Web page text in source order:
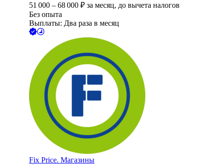
51 000 – 68 000 ₽ за месяц, до вычета налогов
Без опыта
Выплаты: Два раза в месяц
Fix Price. Магазины